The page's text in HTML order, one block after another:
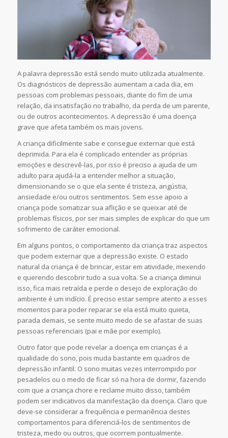
A palavra depressão está sendo muito utilizada atualmente.
Os diagnósticos de depressão aumentam a cada dia, em
pessoas com problemas pessoais, diante do fim de uma
relação, da insatisfação no trabalho, da perda de um parente,
ou de outros acontecimentos. A depressão é uma doença
grave que afeta também os mais jovens.
A criança dificilmente sabe e consegue externar que está
deprimida. Para ela é complicado entender as próprias
emoções e descrevê-las, por isso é preciso a ajuda de um
adulto para ajudá-la a entender melhor a situação,
dimensionando se o que ela sente é tristeza, angústia,
ansiedade e/ou outros sentimentos. Sem esse apoio a
criança pode somatizar sua aflição e se queixar até de
problemas físicos, por ser mais simples de explicar do que um
sofrimento de caráter emocional.
Em alguns pontos, o comportamento da criança traz aspectos
que podem externar que a depressão existe. O estado
natural da criança é de brincar, estar em atividade, mexendo
e querendo descobrir tudo a sua volta. Se a criança diminui
isso, fica mais retraída e perde o desejo de exploração do
ambiente é um indício. É preciso estar sempre atento a esses
momentos para poder reparar se ela está muito quieta,
parada demais, se sente muito medo de se afastar de suas
pessoas referenciais (pai e mãe por exemplo).
Outro fator que pode revelar a doença em crianças é a
qualidade do sono, pois muda bastante em quadros de
depressão infantil. O sono muitas vezes interrompido por
pesadelos ou o medo de ficar só na hora de dormir, fazendo
com que a criança chore e reclame muito disso, também
podem ser indicativos da manifestação da doença. Claro que
deve-se considerar a frequência e permanência destes
comportamentos para diferenciá-los de sentimentos de
tristeza, medo ou outros, que ocorrem pontualmente.